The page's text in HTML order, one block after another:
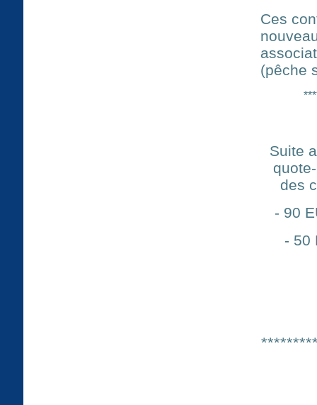
Ces
(pêche
Suite
des
- 90
- 50